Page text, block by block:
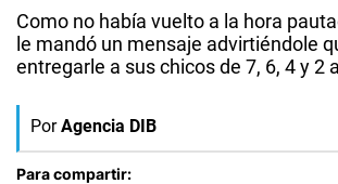
Como no había vuelto a la hora
le mandó un mensaje advirtiéndole
entregarle a sus chicos de 7, 6, 4 y 2
Por Agencia DIB
Para compartir: